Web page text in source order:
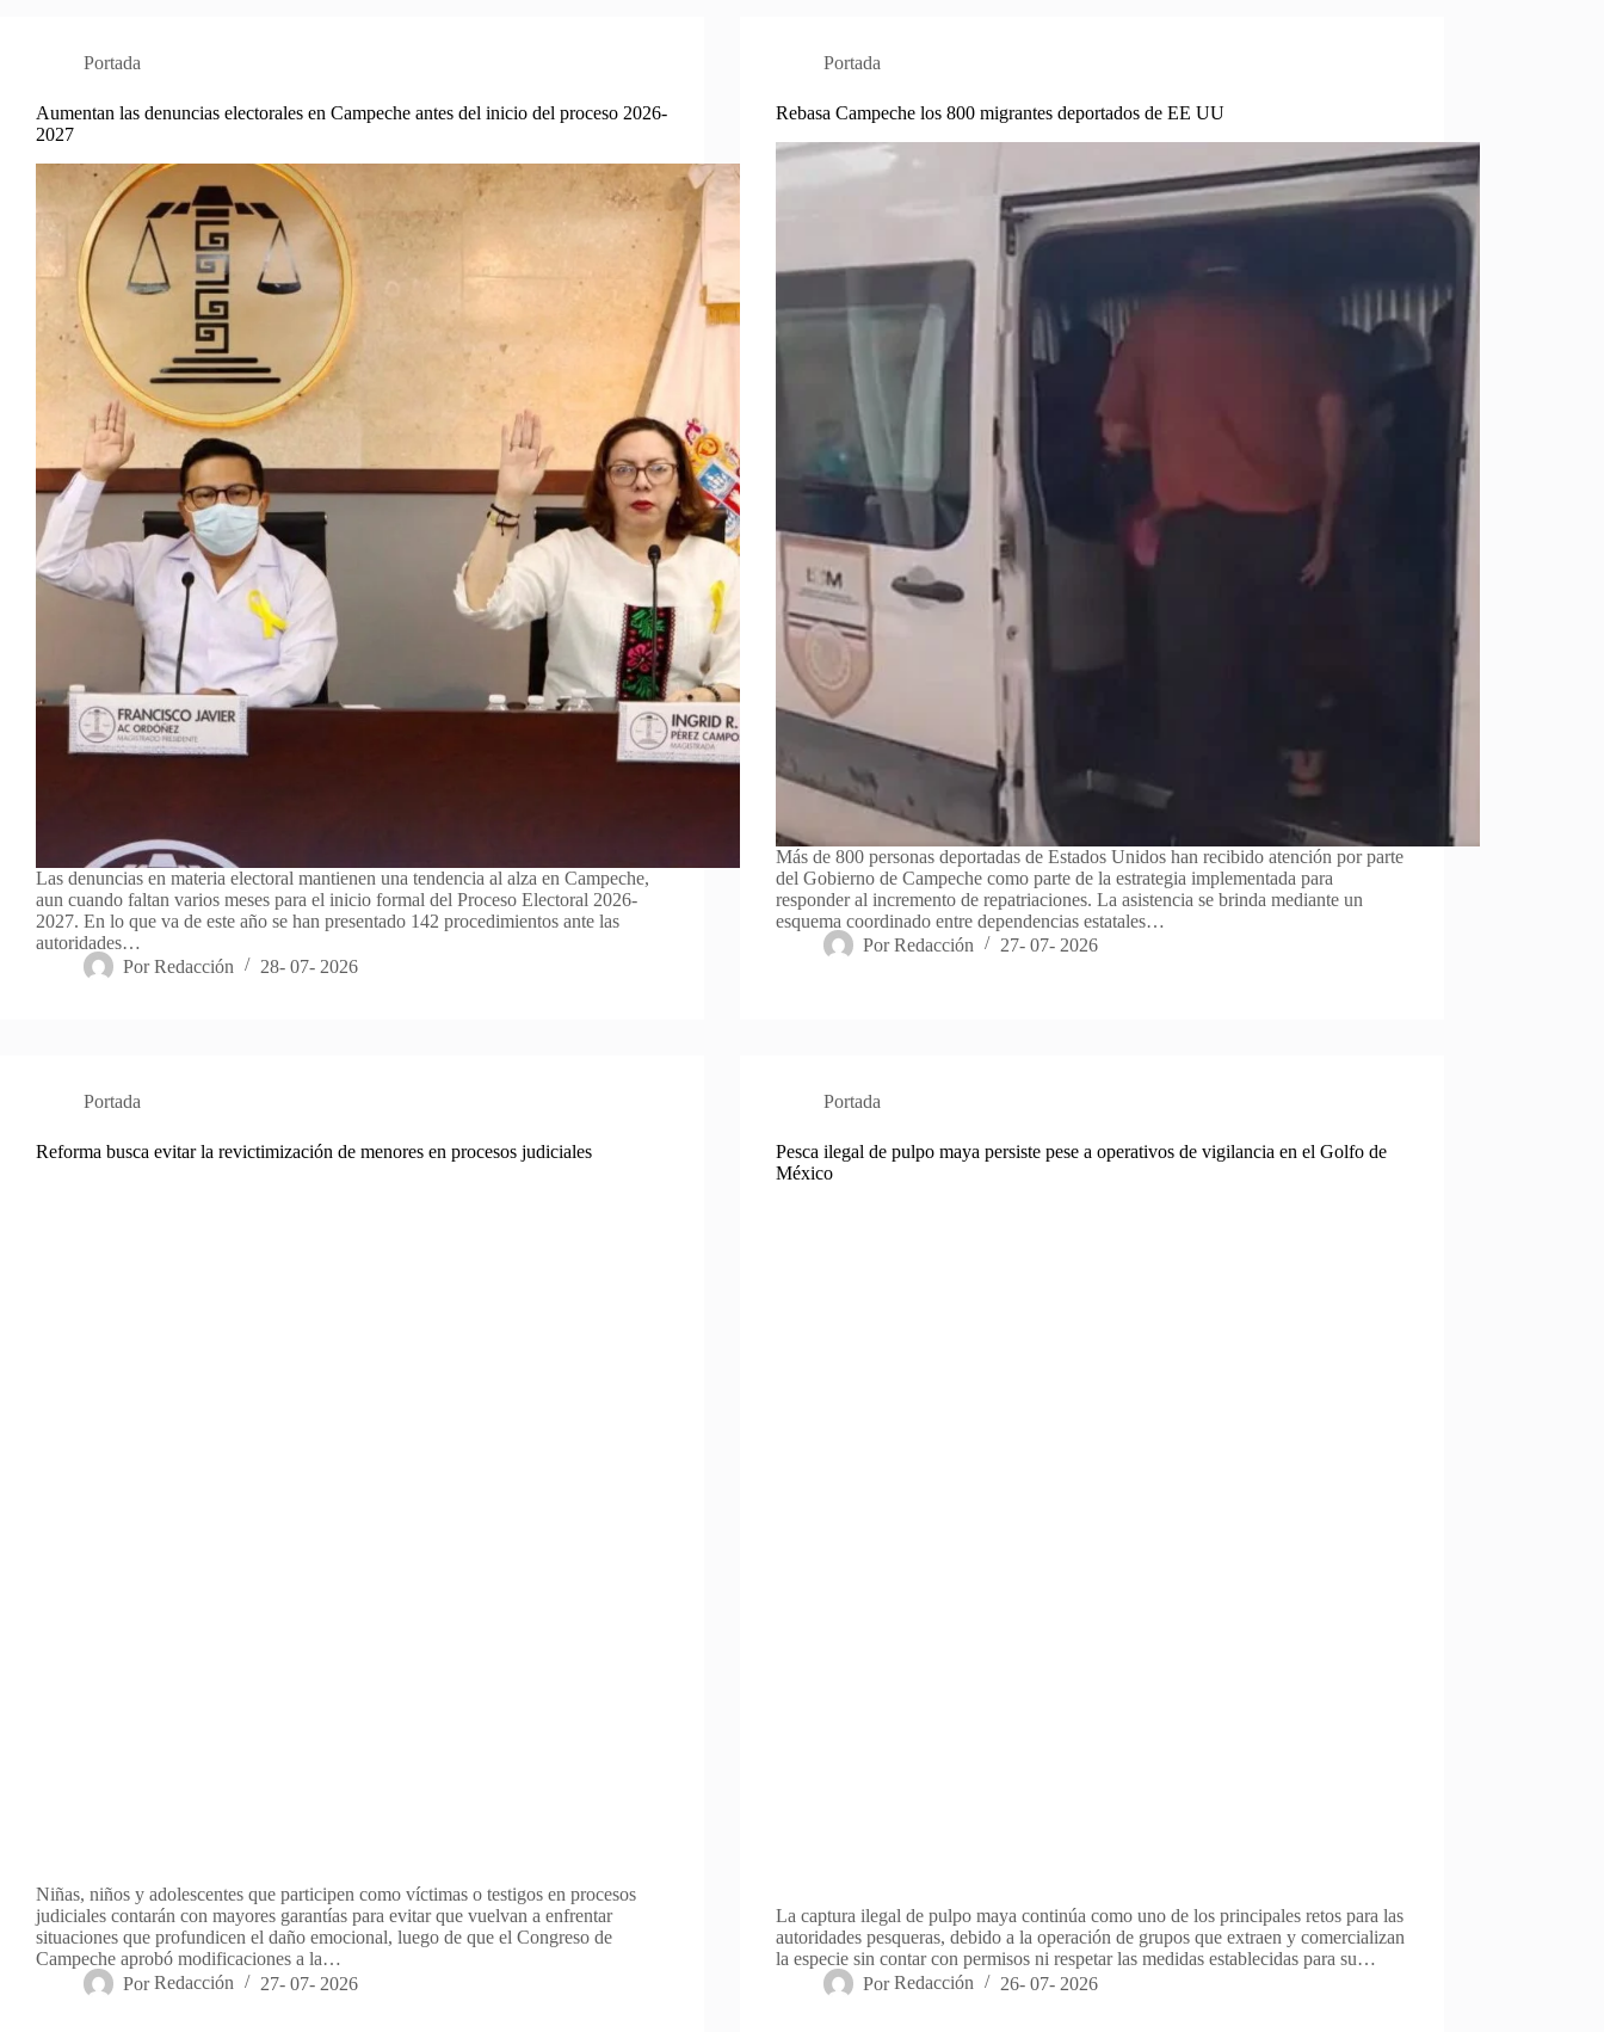
Portada
Aumentan las denuncias electorales en Campeche antes del inicio del proceso 2026-
2027
Las denuncias en materia electoral mantienen una tendencia al alza en Campeche,
aun cuando faltan varios meses para el inicio formal del Proceso Electoral 2026-
2027. En lo que va de este año se han presentado 142 procedimientos ante las
autoridades…
Por Redacción 28- 07- 2026
Portada
Rebasa Campeche los 800 migrantes deportados de EE UU
Más de 800 personas deportadas de Estados Unidos han recibido atención por parte
del Gobierno de Campeche como parte de la estrategia implementada para
responder al incremento de repatriaciones. La asistencia se brinda mediante un
esquema coordinado entre dependencias estatales…
Por Redacción 27- 07- 2026
Portada
Reforma busca evitar la revictimización de menores en procesos judiciales
Niñas, niños y adolescentes que participen como víctimas o testigos en procesos
judiciales contarán con mayores garantías para evitar que vuelvan a enfrentar
situaciones que profundicen el daño emocional, luego de que el Congreso de
Campeche aprobó modificaciones a la…
Por Redacción 27- 07- 2026
Portada
Pesca ilegal de pulpo maya persiste pese a operativos de vigilancia en el Golfo de
México
La captura ilegal de pulpo maya continúa como uno de los principales retos para las
autoridades pesqueras, debido a la operación de grupos que extraen y comercializan
la especie sin contar con permisos ni respetar las medidas establecidas para su…
Por Redacción 26- 07- 2026